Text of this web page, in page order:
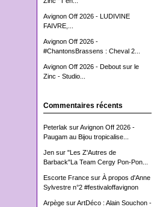
Avignon Off 2026 - LUDIVINE
FAIVRE,...
Avignon Off 2026 -
#ChantonsBrassens : Cheval 2...
Avignon Off 2026 - Debout sur le
Zinc - Studio...
Commentaires récents
Peterlak surAvignon Off 2026 -
Paugam au Bijou tropicalise...
Jensur "Les Z'Autres de
Barback"La Team Cergy Pon-Pon...
Escorte Francesur À propos d'Anne
Sylvestre n°2 #festivaloffavignon
ArpègesurArtDéco : Alain Souchon -